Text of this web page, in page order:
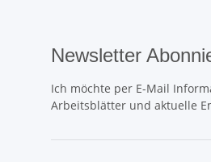
Newsletter
Ich möchte per E-Mail
Arbeitsblätter und aktuelle